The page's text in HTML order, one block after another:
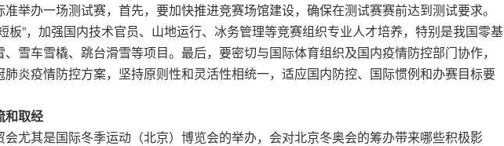
举办一场测试赛，首先，要加快推进竞赛场馆建设，确保在测试赛赛前达到测试要求。
板”，加强国内技术官员、山地运行、冰务管理等竞赛组织专业人才培养，特别是我国零基
雪车雪橇、跳台滑雪等项目。最后，要密切与国际体育组织及国内疫情防控部门协作，
炎疫情防控方案，坚持原则性和灵活性相统一，适应国内防控、国际惯例和办赛目标要
和取经
尤其是国际冬季运动（北京）博览会的举办，会对北京冬奥会的筹办带来哪些积极影